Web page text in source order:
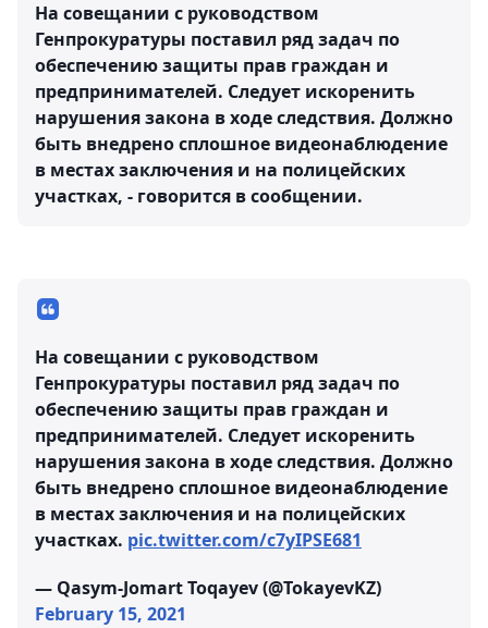
На совещании с руководством
Генпрокуратуры поставил ряд задач по
обеспечению защиты прав граждан и
предпринимателей. Следует искоренить
нарушения закона в ходе следствия. Должно
быть внедрено сплошное видеонаблюдение
в местах заключения и на полицейских
участках, - говорится в сообщении.
На совещании с руководством
Генпрокуратуры поставил ряд задач по
обеспечению защиты прав граждан и
предпринимателей. Следует искоренить
нарушения закона в ходе следствия. Должно
быть внедрено сплошное видеонаблюдение
в местах заключения и на полицейских
участках. pic.twitter.com/c7yIPSE681
— Qasym-Jomart Toqayev (@TokayevKZ)
February 15, 2021